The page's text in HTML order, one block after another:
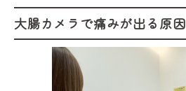
大腸カメラで痛みが出る原因